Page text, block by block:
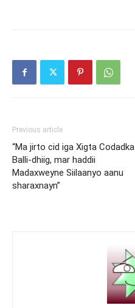
Previous article
“Ma jirto cid iga Xigta Codadka
Balli-dhiig, mar haddii
Madaxweyne Siilaanyo aanu
sharaxnayn”